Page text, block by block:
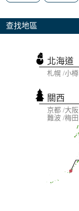
查找地區
關西
京都 大阪
難波 梅田
北海道
札幌 小樽